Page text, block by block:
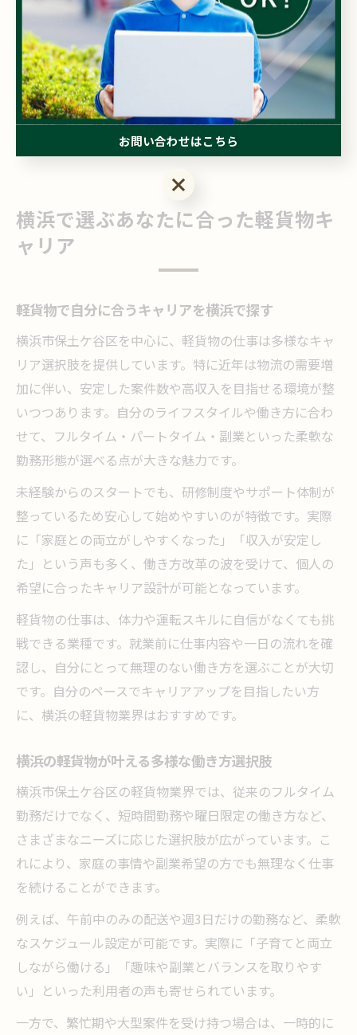
験から始めて数年で月収を大幅に伸ばした実例も見られ
ます。
キャリアアップには、継続的なスキル向上やネットワー
ク作りが不可欠です。業界の最新情報や成功事例にアン
テナを張り、積極的に学び続ける姿勢が高年収への近道
横浜で選ぶあなたに合った軽貨物キ
ャリア
軽貨物で自分に合うキャリアを横浜で探す
横浜市保土ケ谷区を中心に、軽貨物の仕事は多様なキャ
リア選択肢を提供しています。特に近年は物流の需要増
加に伴い、安定した案件数や高収入を目指せる環境が整
いつつあります。自分のライフスタイルや働き方に合わ
せて、フルタイム・パートタイム・副業といった柔軟な
勤務形態が選べる点が大きな魅力です。
未経験からのスタートでも、研修制度やサポート体制が
整っているため安心して始めやすいのが特徴です。実際
に「家庭との両立がしやすくなった」「収入が安定し
た」という声も多く、働き方改革の波を受けて、個人の
希望に合ったキャリア設計が可能となっています。
軽貨物の仕事は、体力や運転スキルに自信がなくても挑
戦できる業種です。就業前に仕事内容や一日の流れを確
認し、自分にとって無理のない働き方を選ぶことが大切
です。自分のペースでキャリアアップを目指したい方
に、横浜の軽貨物業界はおすすめです。
横浜の軽貨物が叶える多様な働き方選択肢
横浜市保土ケ谷区の軽貨物業界では、従来のフルタイム
勤務だけでなく、短時間勤務や曜日限定の働き方など、
さまざまなニーズに応じた選択肢が広がっています。こ
れにより、家庭の事情や副業希望の方でも無理なく仕事
を続けることができます。
例えば、午前中のみの配送や週3日だけの勤務など、柔軟
なスケジュール設定が可能です。実際に「子育てと両立
しながら働ける」「趣味や副業とバランスを取りやす
い」といった利用者の声も寄せられています。
一方で、繁忙期や大型案件を受け持つ場合は、一時的に
お問い合わせはこちら
お問い合わせはこちら